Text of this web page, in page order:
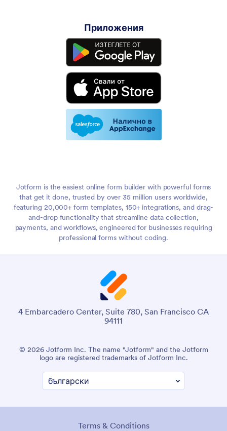
Приложения
Jotform is the easiest online form builder with powerful forms
that get it done, trusted by over 35 million users worldwide,
featuring 20,000+ form templates, 150+ integrations, and drag-
and-drop functionality that streamline data collection,
payments, and workflows, engineered for businesses requiring
professional forms without coding.
4 Embarcadero Center, Suite 780, San Francisco CA
94111
© 2026 Jotform Inc. The name "Jotform" and the Jotform
logo are registered trademarks of Jotform Inc.
Terms & Conditions